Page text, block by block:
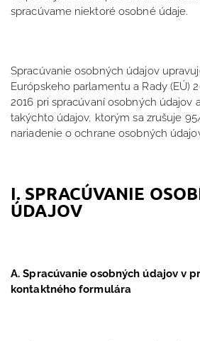
spracúvame niektoré osobné údaje.
Spracúvanie osobných údajov
Európskeho parlamentu a Rady (EÚ)
2016 pri spracúvaní osobných údajov
takýchto údajov, ktorým sa zrušuje
nariadenie o ochrane osobných
I. SPRACÚVANIE
ÚDAJOV
A. Spracúvanie osobných údajov v
kontaktného formulára